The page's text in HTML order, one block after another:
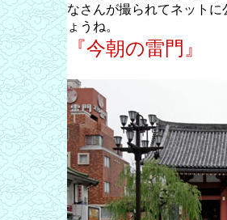
なさんが撮られてネット
ょうね。
『今朝の雷門』